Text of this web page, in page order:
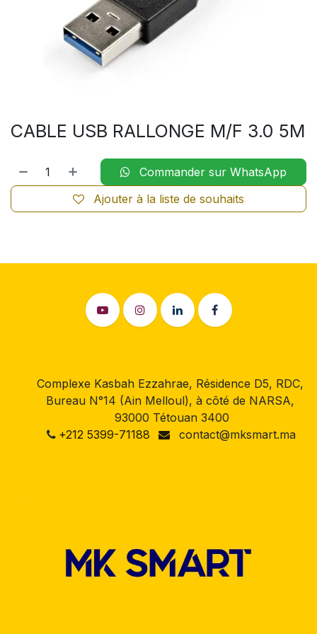
CABLE USB RALLONGE M/F 3.0 5M
Commander sur WhatsApp
Ajouter à la liste de souhaits
Complexe Kasbah Ezzahrae, Résidence D5, RDC,
Bureau N°14 (Ain Melloul), à côté de NARSA,
93000 Tétouan 3400
+212 5399-71188
contact@mksmart.ma